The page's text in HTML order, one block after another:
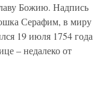
Божию. Надпись
Серафим, в миру
19 июля 1754 года
– недалеко от